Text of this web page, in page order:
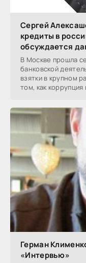
Сергей
кредиты в
обсуждается
В Москве прошла
банковской
взятки в крупном
том, как коррупция
Герман
«Интервью»